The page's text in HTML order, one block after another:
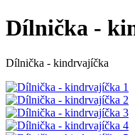
Dílnička -
Dílnička - kindrvajíčka